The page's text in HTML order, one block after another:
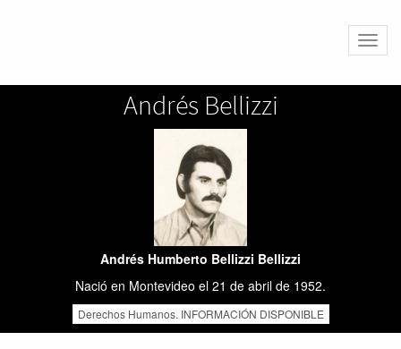
Andrés Bellizzi
Andrés Humberto Bellizzi Bellizzi
Nació en Montevideo el 21 de abril de 1952.
Derechos Humanos. INFORMACIÓN DISPONIBLE